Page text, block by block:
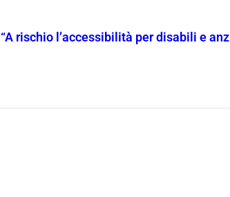
rischio l’accessibilità per disabili e